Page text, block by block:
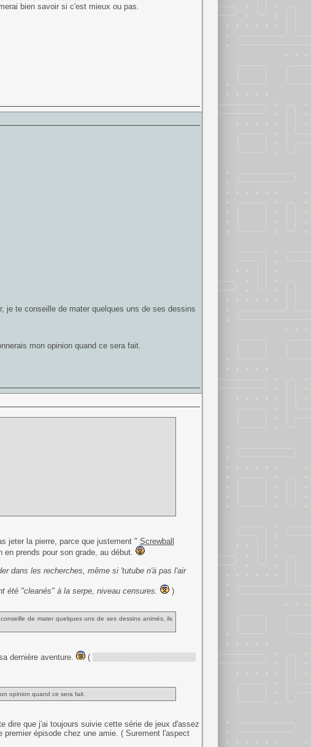
bien savoir si c'est mieux ou pas.
je te conseille de mater quelques uns de ses dessins
mon opinion quand ce sera fait.
jeter la pierre, parce que justement " Screwball
prends pour son grade, au début.
dans les recherches, même si 'tutube n'à pas l'air
été "cleanés" à la serpe, niveau censures.
)
de mater quelques uns de ses dessins animés, ils
dernière aventure. (
opinion quand ce sera fait.
dire que j'ai toujours suivie cette série de jeux d'assez
épisode chez une amie. ( Surement l'aspect